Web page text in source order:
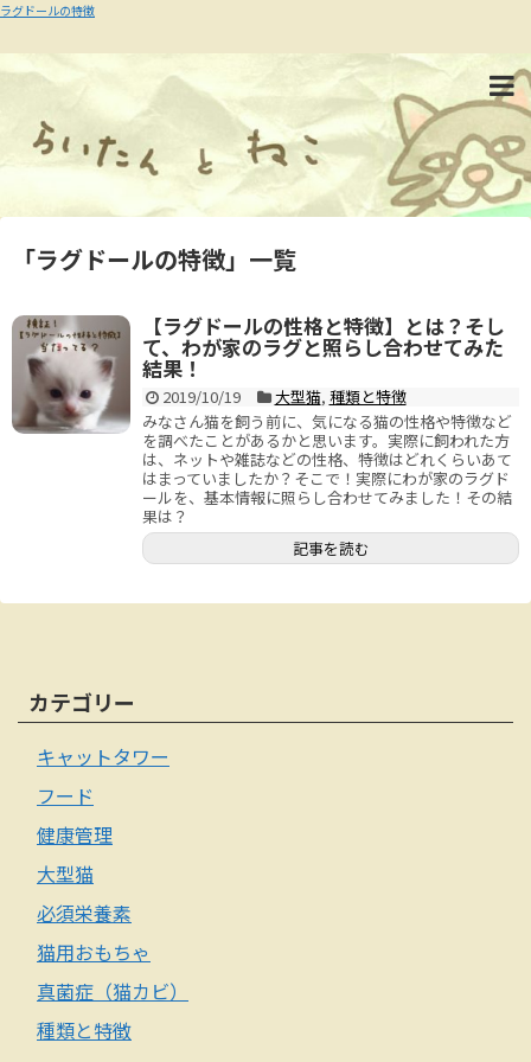
ラグドールの特徴
「ラグドールの特徴」 一覧
【ラグドールの性格と特徴】とは？そし
て、わが家のラグと照らし合わせてみた
結果！
2019/10/19 大型猫, 種類と特徴
みなさん猫を飼う前に、気になる猫の性格や特徴など
を調べたことがあるかと思います。実際に飼われた方
は、ネットや雑誌などの性格、特徴はどれくらいあて
はまっていましたか？そこで！実際にわが家のラグド
ールを、基本情報に照らし合わせてみました！その結
果は？
記事を読む
カテゴリー
キャットタワー
フード
健康管理
大型猫
必須栄養素
猫用おもちゃ
真菌症（猫カビ）
種類と特徴